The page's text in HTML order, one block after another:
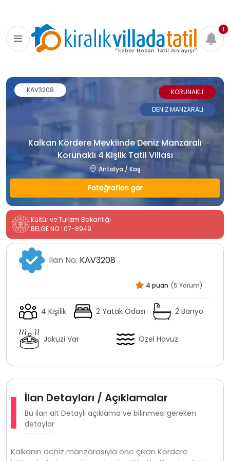
1
Kalkan Kördere Mevkiinde Deniz Manzaralı
Korunaklı 4 Kişlik Tatil Villası
Antalya / Kaş
Fotoğrafları gör
KAV3208
KORUNAKLI
DENİZ MANZARALI
Kültür ve Turizm Bakanlığı
BELGE NO : 07-8949
İlan No: KAV3208
4 puan (5 Yorum)
4 Kişilik 2 Yatak Odası 2 Banyo
Jakuzi Var Özel Havuz
İlan Detayları / Açıklamalar
Bu ilan ait Detaylı açıklama ve bilinmesi gereken
detaylar
Kalkanın deniz manzarasıyla öne çıkan Kördere